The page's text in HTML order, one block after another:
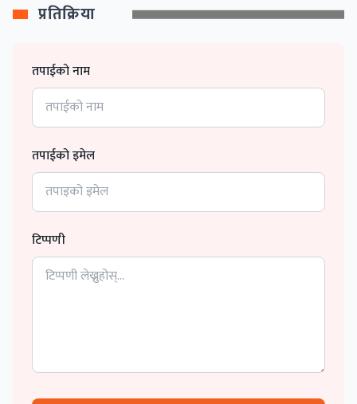
प्रतिक्रिया
तपाईको नाम
तपाईको इमेल
टिप्पणी